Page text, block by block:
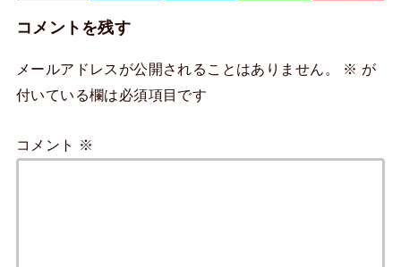
コメントを残す
メールアドレスが公開されることはありません。 ※ が
付いている欄は必須項目です
コメント ※